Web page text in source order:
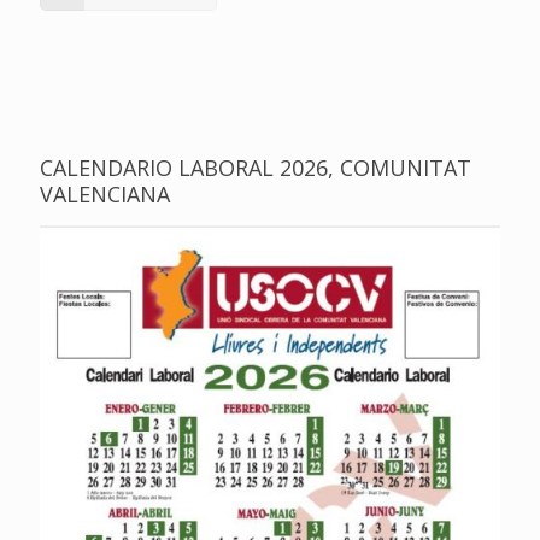
CALENDARIO LABORAL 2026, COMUNITAT
VALENCIANA